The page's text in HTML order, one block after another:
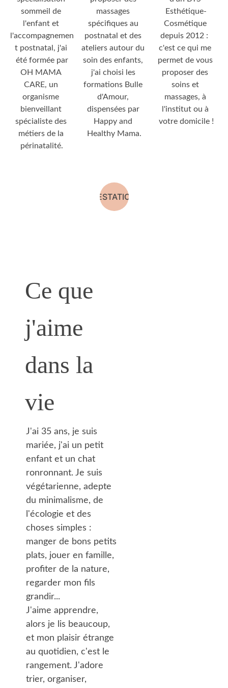
sommeil de
l'enfant et
l'accompagnemen
t postnatal, j'ai
été formée par
OH MAMA
CARE, un
organisme
bienveillant
spécialiste des
métiers de la
périnatalité.
massages
spécifiques au
postnatal et des
ateliers autour du
soin des enfants,
j'ai choisi les
formations Bulle
d'Amour,
dispensées par
Happy and
Healthy Mama.
Esthétique-
Cosmétique
depuis 2012 :
c'est ce qui me
permet de vous
proposer des
soins et
massages, à
l'institut ou à
votre domicile !
PRESTATIONS
Ce que
j'aime
dans la
vie
J'ai 35 ans, je suis
mariée, j'ai un petit
enfant et un chat
ronronnant. Je suis
végétarienne, adepte
du minimalisme, de
l'écologie et des
choses simples :
manger de bons petits
plats, jouer en famille,
profiter de la nature,
regarder mon fils
grandir...
J'aime apprendre,
alors je lis beaucoup,
et mon plaisir étrange
au quotidien, c'est le
rangement. J'adore
trier, organiser,